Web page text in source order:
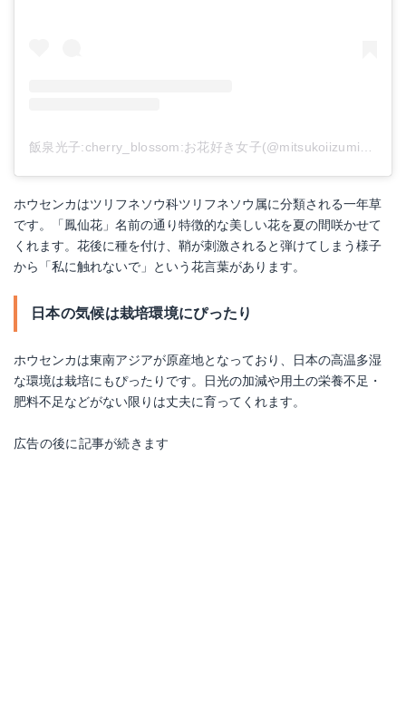
ホウセンカはツリフネソウ科ツリフネソウ属に分類される一年草
です。「鳳仙花」名前の通り特徴的な美しい花を夏の間咲かせて
くれます。花後に種を付け、鞘が刺激されると弾けてしまう様子
から「私に触れないで」という花言葉があります。
日本の気候は栽培環境にぴったり
ホウセンカは東南アジアが原産地となっており、日本の高温多湿
な環境は栽培にもぴったりです。日光の加減や用土の栄養不足・
肥料不足などがない限りは丈夫に育ってくれます。
広告の後に記事が続きます